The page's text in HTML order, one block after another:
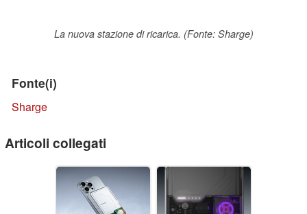
La nuova stazione di ricarica. (Fonte: Sharge)
Fonte(i)
Sharge
Articoli collegati